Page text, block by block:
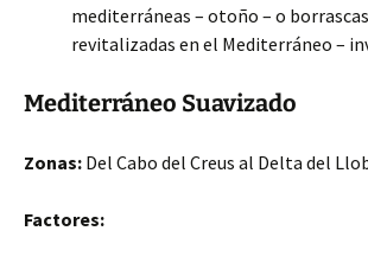
mediterráneas – otoño – o
revitalizadas en el Mediterráneo –
Mediterráneo Suavizado
Zonas: Del Cabo del Creus al Delta del
Factores: